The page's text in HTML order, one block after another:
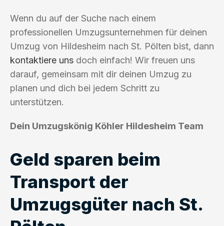
Wenn du auf der Suche nach einem
professionellen Umzugsunternehmen für deinen
Umzug von Hildesheim nach St. Pölten bist, dann
kontaktiere uns doch einfach! Wir freuen uns
darauf, gemeinsam mit dir deinen Umzug zu
planen und dich bei jedem Schritt zu
unterstützen.
Dein Umzugskönig Köhler Hildesheim Team
Geld sparen beim
Transport der
Umzugsgüter nach St.